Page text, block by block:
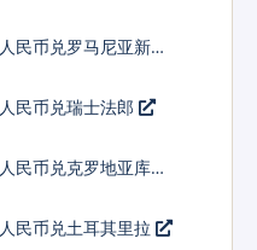
人民币兑罗马尼亚新列
人民币兑瑞士法郎
人民币兑克罗地亚库纳
人民币兑土耳其里拉